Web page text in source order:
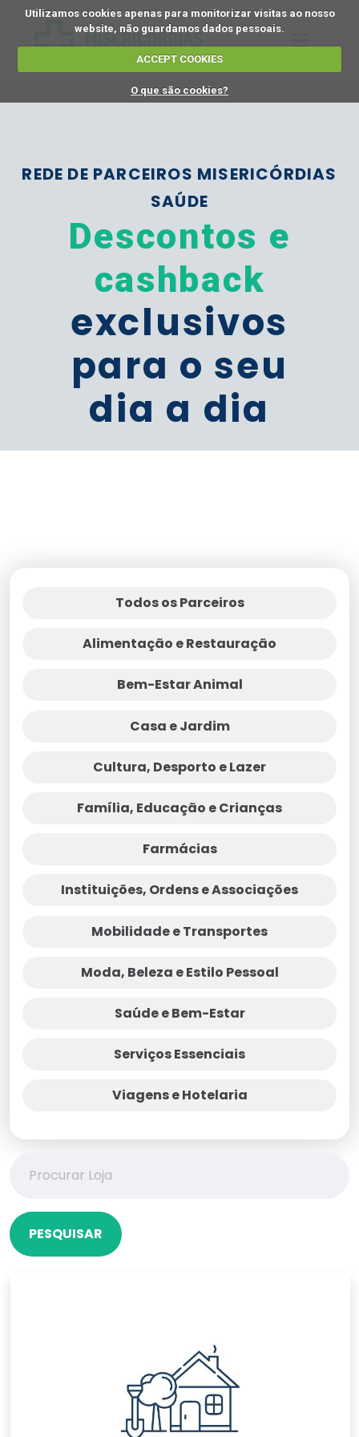
Utilizamos cookies apenas para monitorizar visitas ao nosso
website, não guardamos dados pessoais.
ACCEPT COOKIES
O que são cookies?
REDE DE PARCEIROS MISERICÓRDIAS
SAÚDE
Descontos e
cashback
exclusivos
para o seu
dia a dia
Todos os Parceiros
Alimentação e Restauração
Bem-Estar Animal
Casa e Jardim
Cultura, Desporto e Lazer
Família, Educação e Crianças
Farmácias
Instituições, Ordens e Associações
Mobilidade e Transportes
Moda, Beleza e Estilo Pessoal
Saúde e Bem-Estar
Serviços Essenciais
Viagens e Hotelaria
PESQUISAR